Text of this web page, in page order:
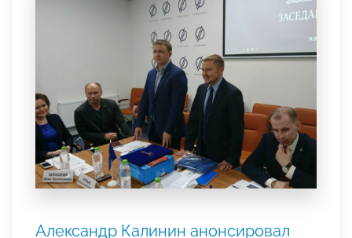
Александр Калинин анонсировал